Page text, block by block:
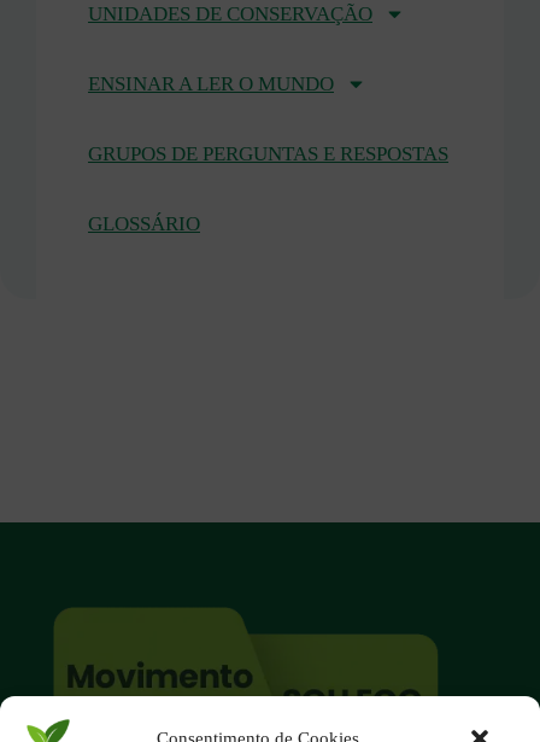
UNIDADES DE CONSERVAÇÃO
ENSINAR A LER O MUNDO
GRUPOS DE PERGUNTAS E RESPOSTAS
GLOSSÁRIO